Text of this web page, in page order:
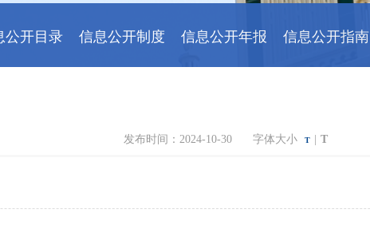
公开目录 信息公开制度 信息公开年报 信息公开指南
发布时间：2024-10-30 字体大小 T T